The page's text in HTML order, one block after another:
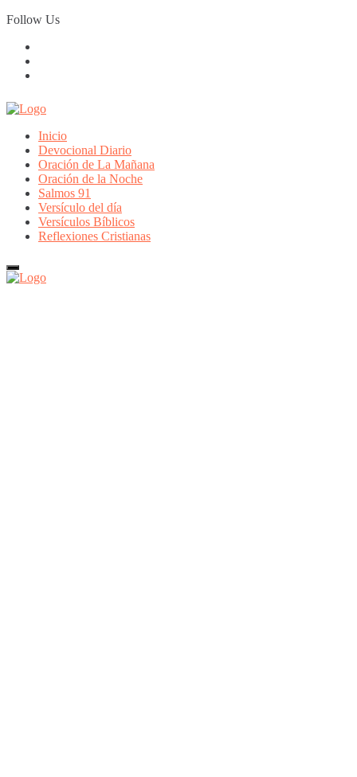
Skip
to
Follow Us
Inicio
Devocional Diario
Oración de La Mañana
Oración de la Noche
Salmos 91
Versículo del día
Versículos Bíblicos
Reflexiones Cristianas